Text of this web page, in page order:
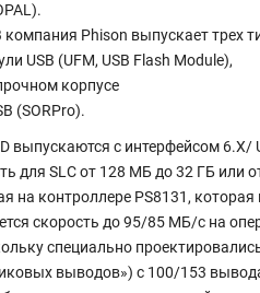
Phison выпускает трех
USB (UFM, USB Flash Module),
корпусе
(SORPro).
выпускаются с интерфейсом 6.X/
для SLC от 128 МБ до 32 ГБ или
на контроллере PS8131,
скорость до 95/85 МБ/с на
специально
выводов») с 100/153